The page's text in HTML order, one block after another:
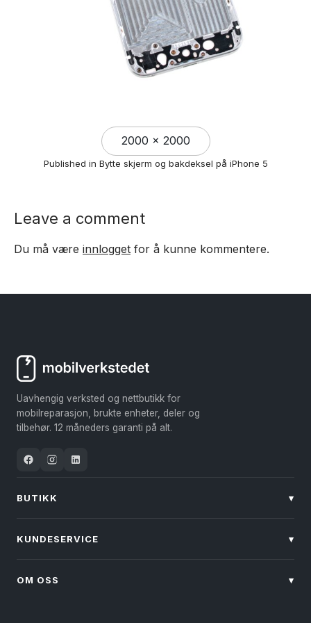
Full
size
2000 × 2000
Published in Bytte skjerm og bakdeksel på iPhone 5
Leave a comment
Du må være innlogget for å kunne kommentere.
Uavhengig verksted og nettbutikk for
mobilreparasjon, brukte enheter, deler og
tilbehør. 12 måneders garanti på alt.
BUTIKK ▾
KUNDESERVICE ▾
OM OSS ▾